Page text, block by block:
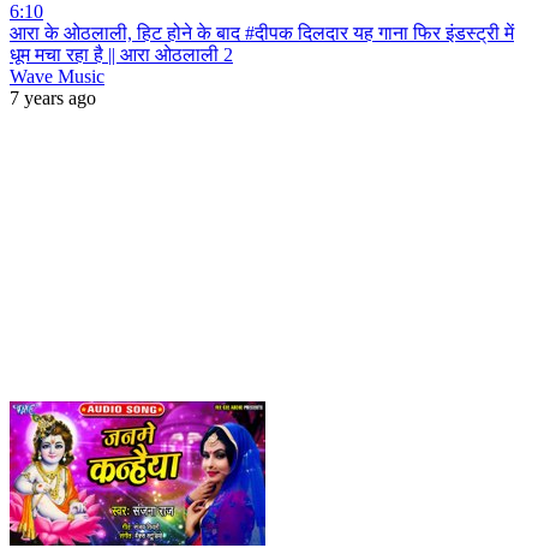
6:10
आरा के ओठलाली, हिट होने के बाद #दीपक दिलदार यह गाना फिर इंडस्ट्री में
धूम मचा रहा है || आरा ओठलाली 2
Wave Music
7 years ago